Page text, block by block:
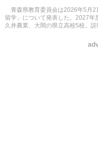
青森県教育委員会は2026年5月
留学」について発表した。2027年
久井農業、大間の県立高校5校。